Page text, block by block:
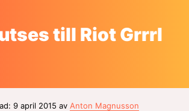
till Riot Grrrl
9 april 2015 av Anton Magnusson